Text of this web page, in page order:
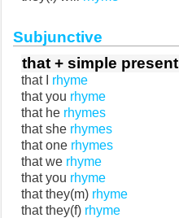
Subjunctive
that + simple present
that I rhyme
that you rhyme
that he rhymes
that she rhymes
that one rhymes
that we rhyme
that you rhyme
that they(m) rhyme
that they(f) rhyme